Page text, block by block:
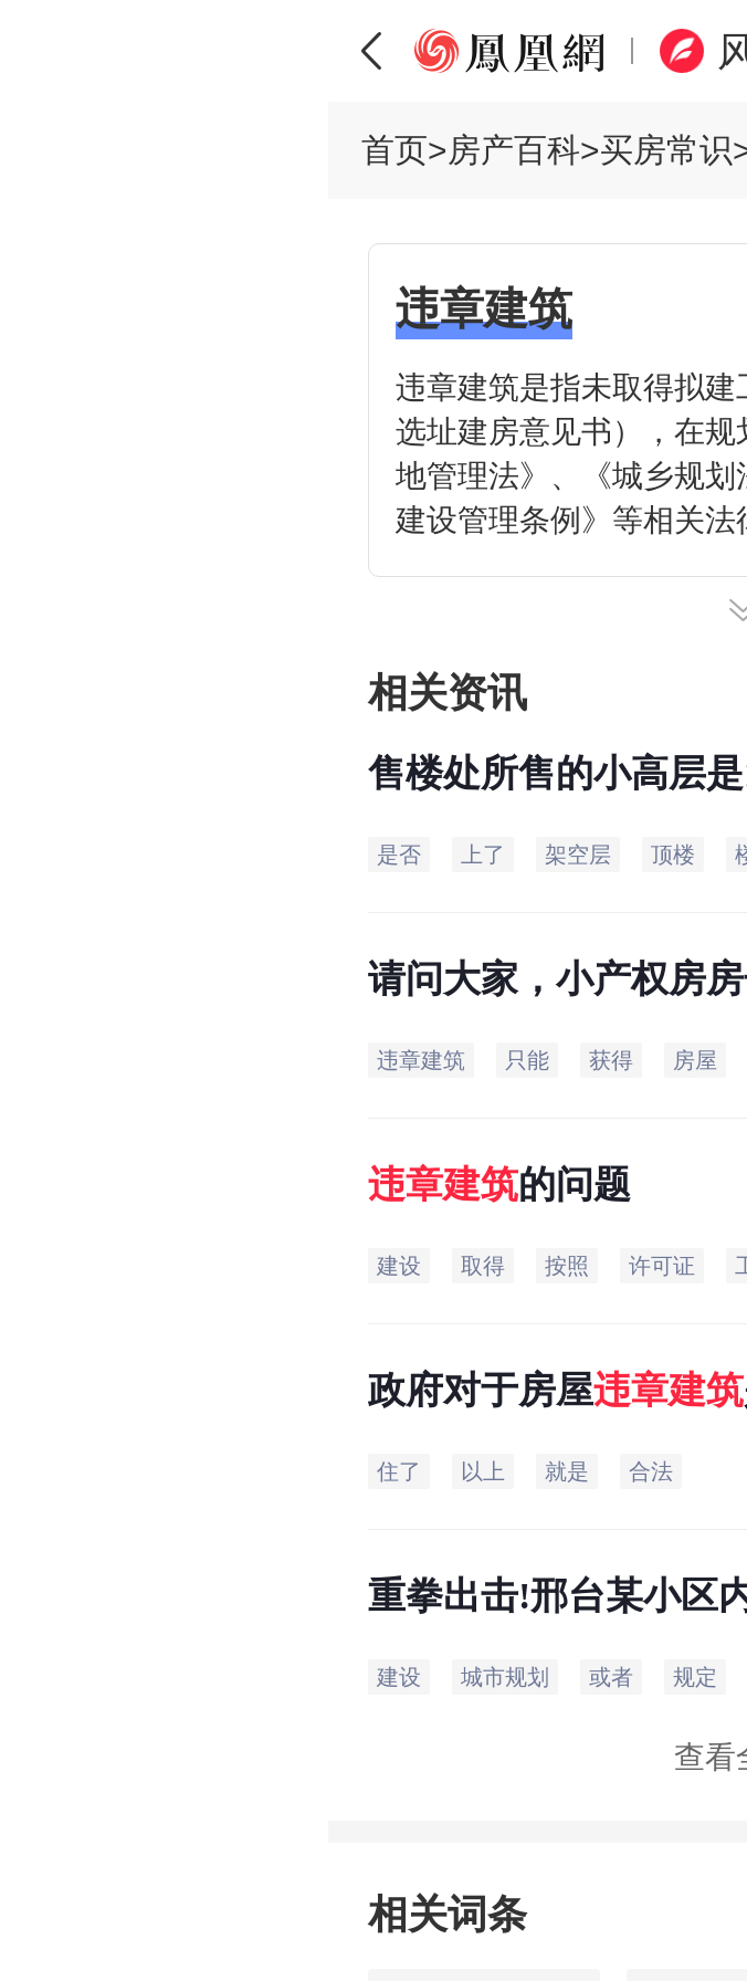
首页>房产百科>买房常识
违章建筑
违章建筑是指未取得拟建
选址建房意见书），在
地管理法》、《城乡规划
建设管理条例》等相关
相关资讯
售楼处所售的小高层
来的3层算不算
违章建
是否 上了 架空层 顶楼
请问大家，小产权房
违章建筑 只能 获得 房屋
违章建筑的问题
建设 取得 按照 许可证
政府对于房屋违章建筑
住了 以上 就是 合法
重拳出击!邢台某小区
建设 城市规划 或者 规定
查看
相关词条